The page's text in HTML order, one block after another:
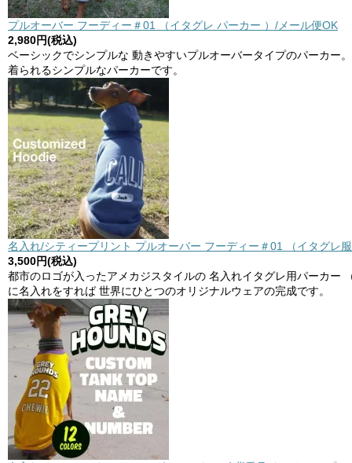
プルオーバー フーディー＃01 （イタグレ パーカー ）/メール便OK
2,980円(税込)
ベーシックでシンプルな 動きやすいプルオーバータイプのパーカー
着られるシンプルなパーカーです。
名入れ/シティープリント プルオーバー フーディー＃01 （イタグレ
3,500円(税込)
都市のロゴが入ったアメカジスタイルの 名入れイタグレ用パーカー
に名入れをすれば 世界にひとつのオリジナルウェアの完成です。